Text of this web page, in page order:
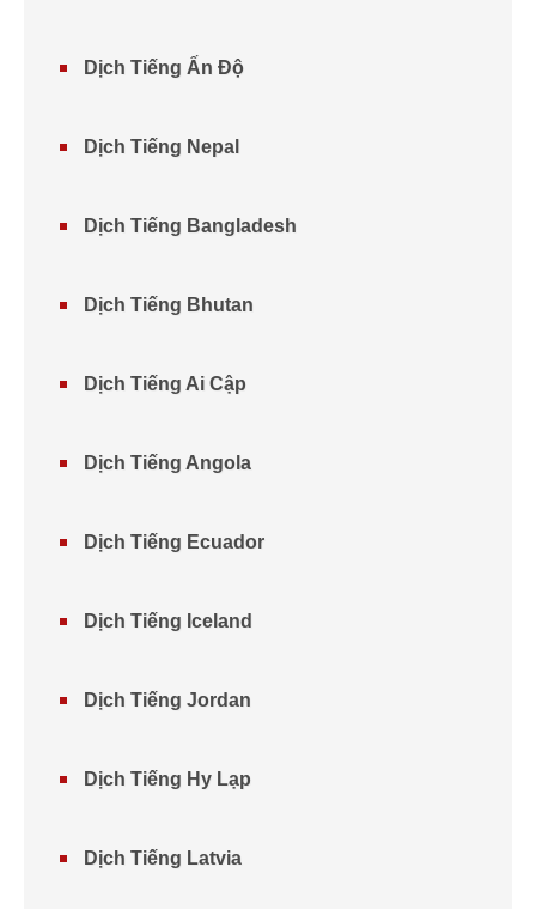
Dịch Tiếng Ấn Độ
Dịch Tiếng Nepal
Dịch Tiếng Bangladesh
Dịch Tiếng Bhutan
Dịch Tiếng Ai Cập
Dịch Tiếng Angola
Dịch Tiếng Ecuador
Dịch Tiếng Iceland
Dịch Tiếng Jordan
Dịch Tiếng Hy Lạp
Dịch Tiếng Latvia